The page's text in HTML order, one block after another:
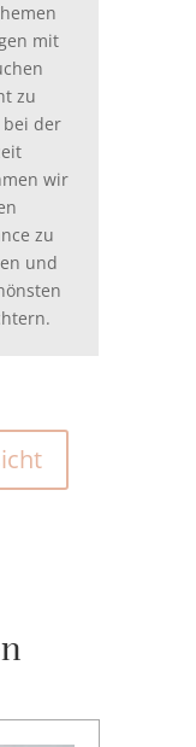
mit
zu
bei der
wir
zu
und